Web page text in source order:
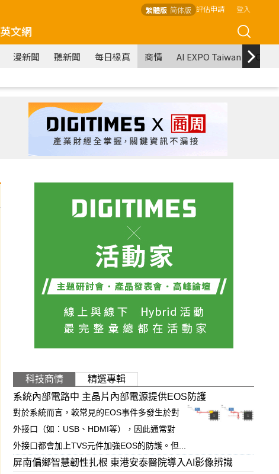
繁體版 简体版 評估申請 登入
英文網
漫新聞 聽新聞 每日椽真 商情 AI EXPO Taiwan
科技商情
精選專輯
系統內部電路中 主晶片內部電源提供EOS防護
對於系統而言，較常見的EOS事件多發生於對
外接口（如：USB、HDMI等），因此通常對
外接口都會加上TVS元件加強EOS的防護。但...
屏南偏鄉智慧韌性扎根 東港安泰醫院導入AI影像辨識